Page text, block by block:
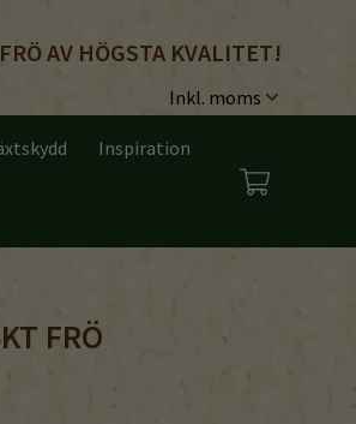
AV HÖGSTA KVALITET!
Inspiration
FRÖ